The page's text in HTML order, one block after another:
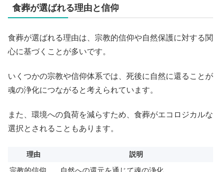
食葬が選ばれる理由と信仰
食葬が選ばれる理由は、宗教的信仰や自然保護に対する関
心に基づくことが多いです。
いくつかの宗教や信仰体系では、死後に自然に還ることが
魂の浄化につながると考えられています。
また、環境への負荷を減らすため、食葬がエコロジカルな
選択とされることもあります。
理由 説明
宗教的信仰
自然への還元を通じて魂の浄化